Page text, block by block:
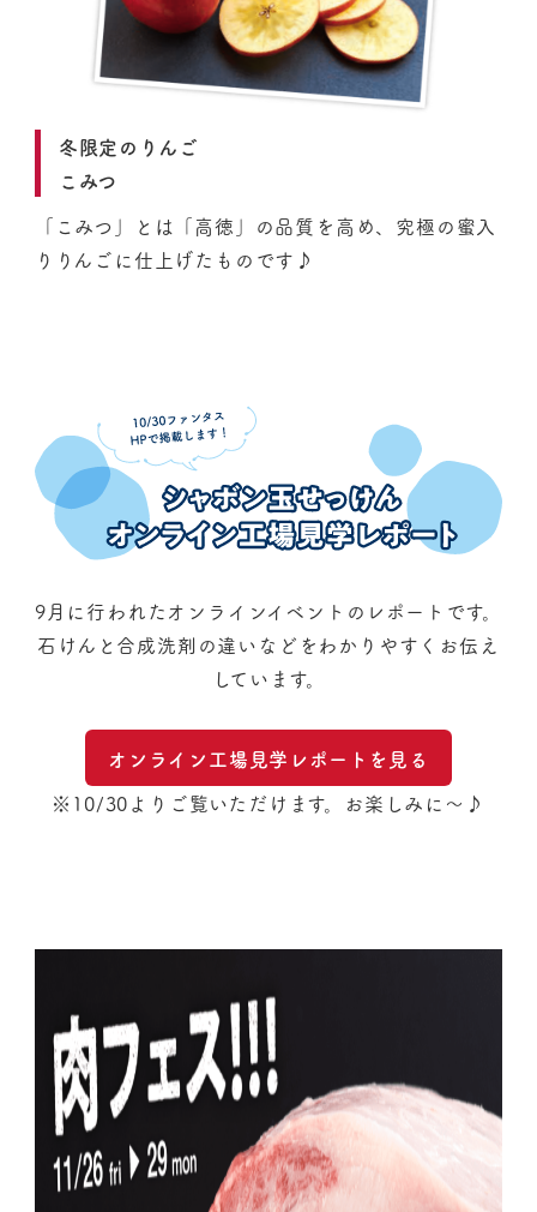
冬限定のりんご
こみつ
「こみつ」とは「高徳」の品質を高め、究極の蜜入
りりんごに仕上げたものです♪
9月に行われたオンラインイベントのレポートです。
石けんと合成洗剤の違いなどをわかりやすくお伝え
しています。
オンライン工場見学レポートを見る
※10/30よりご覧いただけます。お楽しみに〜♪